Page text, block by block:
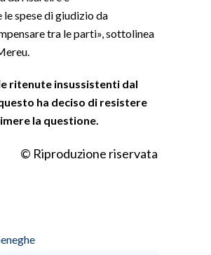
spese di giudizio da
tra le parti», sottolinea
ritenute insussistenti dal
ha deciso di resistere
la questione.
© Riproduzione riservata